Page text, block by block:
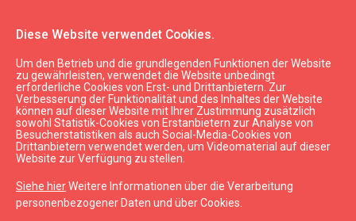
Diese Website verwendet Cookies.
Um den Betrieb und die grundlegenden Funktionen der Website
zu gewährleisten, verwendet die Website unbedingt
erforderliche Cookies von Erst- und Drittanbietern. Zur
Verbesserung der Funktionalität und des Inhaltes der Website
können auf dieser Website mit Ihrer Zustimmung zusätzlich
sowohl Statistik-Cookies von Erstanbietern zur Analyse von
Besucherstatistiken als auch Social-Media-Cookies von
Drittanbietern verwendet werden, um Videomaterial auf dieser
Website zur Verfügung zu stellen.
Siehe hierWeitere Informationen über die Verarbeitung
personenbezogener Daten und über Cookies.
LaTS
Nach oben
Kurzeme Tourismus